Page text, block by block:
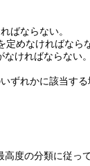
ばならない。
めなければなら
ければならない。
ずれかに該当す
度の分類に従っ